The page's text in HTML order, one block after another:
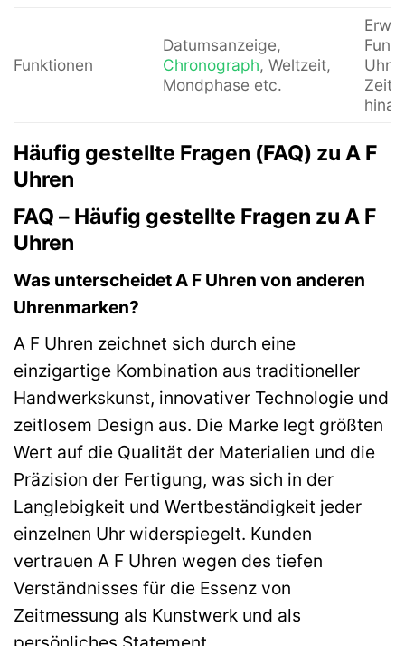
Funktionen
Datumsanzeige,
Chronograph, Weltzeit,
Mondphase etc.
Uhr
Häufig gestellte Fragen (FAQ) zu A F
Uhren
FAQ – Häufig gestellte Fragen zu A F
Uhren
Was unterscheidet A F Uhren von anderen
Uhrenmarken?
A F Uhren zeichnet sich durch eine
einzigartige Kombination aus traditioneller
Handwerkskunst, innovativer Technologie und
zeitlosem Design aus. Die Marke legt größten
Wert auf die Qualität der Materialien und die
Präzision der Fertigung, was sich in der
Langlebigkeit und Wertbeständigkeit jeder
einzelnen Uhr widerspiegelt. Kunden
vertrauen A F Uhren wegen des tiefen
Verständnisses für die Essenz von
Zeitmessung als Kunstwerk und als